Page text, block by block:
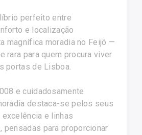
perfeito entre
e localização
magnífica moradia no Feijó —
rara para quem procura viver
portas de Lisboa.
e cuidadosamente
destaca-se pelos seus
e linhas
pensadas para proporcionar